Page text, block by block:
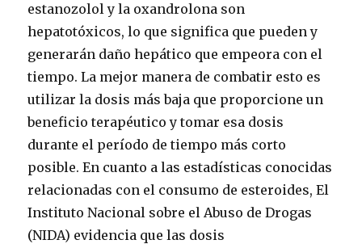
estanozolol y la oxandrolona son
hepatotóxicos, lo que significa que pueden y
generarán daño hepático que empeora con el
tiempo. La mejor manera de combatir esto es
utilizar la dosis más baja que proporcione un
beneficio terapéutico y tomar esa dosis
durante el período de tiempo más corto
posible. En cuanto a las estadísticas conocidas
relacionadas con el consumo de esteroides, El
Instituto Nacional sobre el Abuso de Drogas
(NIDA) evidencia que las dosis